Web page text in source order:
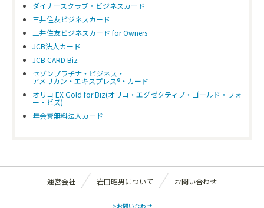
ダイナースクラブ・ビジネスカード
三井住友ビジネスカード
三井住友ビジネスカード for Owners
JCB法人カード
JCB CARD Biz
セゾンプラチナ・ビジネス・
アメリカン・エキスプレス®・カード
オリコ EX Gold for Biz(オリコ・エグゼクティブ・ゴールド・フォ
ー・ビズ)
年会費無料法人カード
運営会社 岩田昭男について お問い合わせ
>お問い合わせ